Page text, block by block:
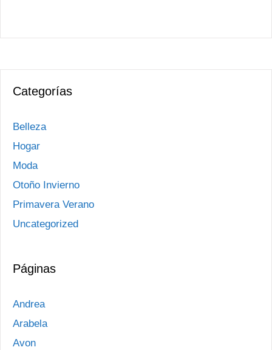
Categorías
Belleza
Hogar
Moda
Otoño Invierno
Primavera Verano
Uncategorized
Páginas
Andrea
Arabela
Avon